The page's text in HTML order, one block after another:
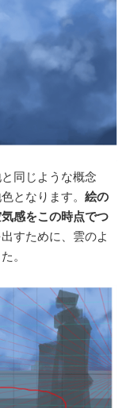
同じような概念
となります。 絵の
感をこの時点でつ
すために、雲のよ
。